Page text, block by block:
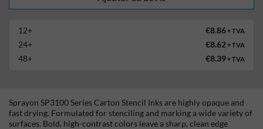
12+ €8.86+ TVA
24+ €8.62 + TVA
48+ €8.39+ TVA
Sprayon SP3100 Series Carton Stencil Inks are highly opaque and
fast drying. Formulated for stenciling and marking a wide variety of
surfaces. Bold, high-contrast colors leave a sharp, clean edge